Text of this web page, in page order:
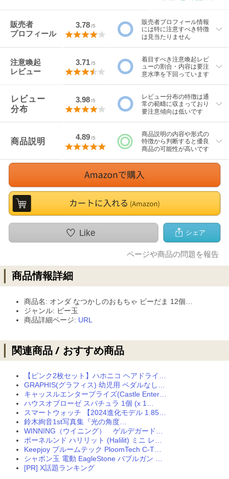
商品名: オンダ なつかしのおもちゃ ビーだま 12個…
ジャンル: ビー玉
商品詳細ページ: URL
【ピンク2枚セット】ハホニコ ヘアドライ…
GRAPHIS(グラフィス) 幼児用 ペダルなし…
キャッスルエンタープライズ(Castle Enter…
ハウスオブローゼ スパチュラ 1個 (x 1…
スマートウォッチ 【2024進化モデル 1.85…
鈴木絢音1st写真集『光の角度…
WINNING（ウイニング） ゲルデガード…
ボーネルンド ハリリット (Halilit) ミニ レ…
Keepjoy プルームテック PloomTech C-T…
シャボン玉 電動 EagleStone バブルガン …
[PR] X話題ランキング